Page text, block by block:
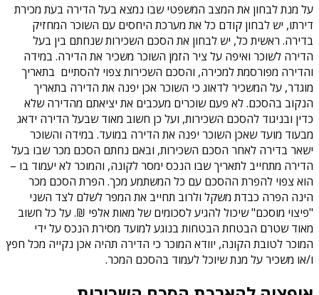
על מנת לבחון את המצב המשפטי שבו נמצא בעל הדירה בעת מכירת
דירתו, יש לבחון קודם כל את מערכת היחסים עם השוכר המחזיק
בדירה. ראשית כל, יש לבחון את הסכם השכירות שנחתם בין בעל
הדירה לשוכר ואיפה על ציר הזמן השוכר משכיר את הדירה. במידה
והדירה מפורסמת למכירה, והסכם השכירות צפוי להסתיים בתאריך
מוגדר, על המשכיר לדאוג כי השוכר אכן יפנה את הדירה בתאריך
הנקוב בהסכם. לא פעם שוכרים מעכבים את יציאתם מהדירה שלא
כדין ובניגוד להסכם השכירות, ועל כן חשוב מאוד שבעל הדירה ידאג
מבעוד מועד שאכן השוכר יפנה את הדירה במועד. במידה והשוכר
ישאר בדירה לאחר הסכם השכירות, ובאם נחתם הסכם מכר שבו בעל
הדירה מתחייב לתאריך שבו הנכס ימסר לקונה, והמוכר לא יעמוד בו –
הוא צפוי להפרת ההסכם עם כל המשתמע מכך. הפרת הסכם מכר
הינה הפרה כבדת משקל ולרוב תחייב את המפר לשלם לצד השני
"פיצוי מוסכם" שיכול להגיע לסכומים של מאות אלפי ₪. על כל חשוב
מאוד שטרם הבטחת הבטחות בנוגע למועד מסירת הנכס על ידי
המוכר לטובת הקונה, יוודא המוכר כי הדירה תהיה אכן נקייה מכל חפץ
ו/או משכיר על מנת שיוכל לעמוד בהסכם המכר.